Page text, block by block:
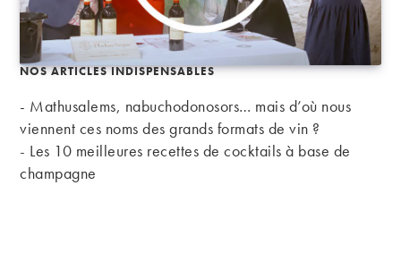
NOS ARTICLES INDISPENSABLES
- Mathusalems, nabuchodonosors… mais d’où nous
viennent ces noms des grands formats de vin ?
- Les 10 meilleures recettes de cocktails à base de
champagne